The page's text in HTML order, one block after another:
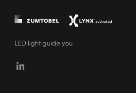
LED light guide you